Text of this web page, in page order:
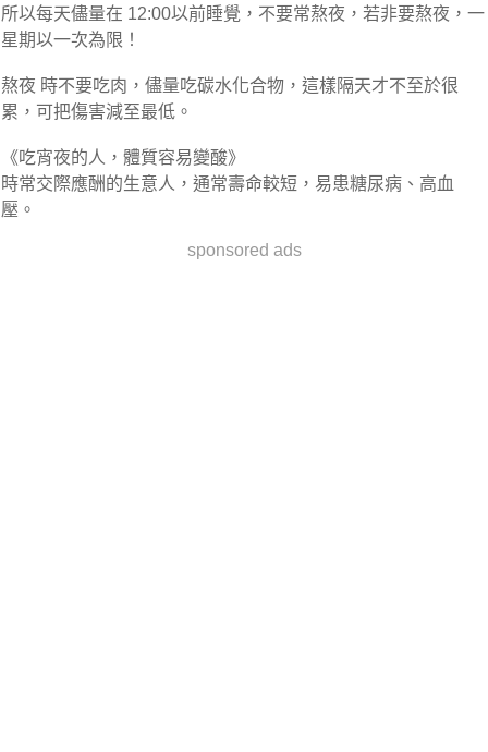
所以每天儘量在 12:00以前睡覺，不要常熬夜，若非要熬夜，一
星期以一次為限！
熬夜 時不要吃肉，儘量吃碳水化合物，這樣隔天才不至於很
累，可把傷害減至最低。
《吃宵夜的人，體質容易變酸》
時常交際應酬的生意人，通常壽命較短，易患糖尿病、高血
壓。
sponsored ads